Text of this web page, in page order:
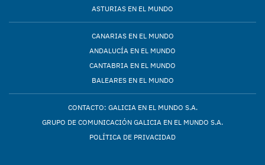
ASTURIAS EN EL MUNDO
CANARIAS EN EL MUNDO
ANDALUCÍA EN EL MUNDO
CANTABRIA EN EL MUNDO
BALEARES EN EL MUNDO
CONTACTO: GALICIA EN EL MUNDO S.A.
GRUPO DE COMUNICACIÓN GALICIA EN EL MUNDO S.A.
POLÍTICA DE PRIVACIDAD